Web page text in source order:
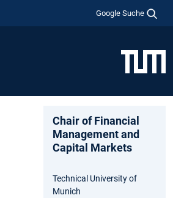
Google Suche
Chair of Financial
Management and
Capital Markets
Technical University of
Munich